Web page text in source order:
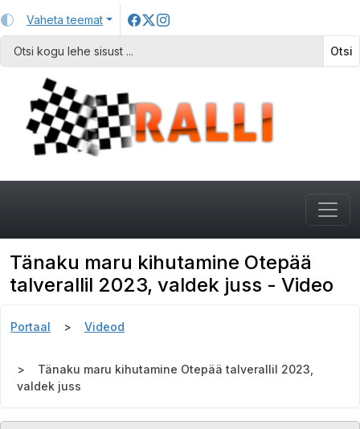
Vaheta teemat
Otsi
Tänaku maru kihutamine Otepää
talverallil 2023, valdek juss - Video
Portaal Videod
Tänaku maru kihutamine Otepää talverallil 2023,
valdek juss